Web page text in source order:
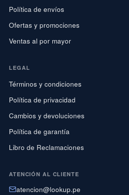
Política de envíos
Ofertas y promociones
Ventas al por mayor
LEGAL
Términos y condiciones
Política de privacidad
Cambios y devoluciones
Política de garantía
Libro de Reclamaciones
ATENCIÓN AL CLIENTE
atencion@lookup.pe